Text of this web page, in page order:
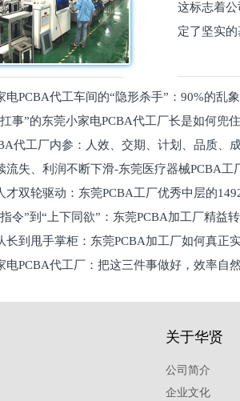
这标志着
定了坚实
电PCBA代工车间的“隐形杀手”：90%的乱
事”的东莞小家电PCBA代工厂长是如何兜
代工厂内参：人效、交期、计划、品质
流失、利润不断下滑-东莞医疗器械PCBA工
堵住
才双轮驱动：东莞PCBA工厂优秀中层的
令”到“上下同欲”：东莞PCBA加工厂精益
长到甩手掌柜：东莞PCBA加工厂如何真正
电PCBA代工厂：把这三件事做好，效率自
关于华贤
公司简介
企业文化